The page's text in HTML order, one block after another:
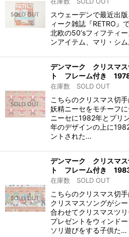
スウェーデンで最近出
ィーク雑誌『RETRO』
北欧の50’sフィフティ
ンアイテム、マリ・シ
デンマーク クリスマ
ト フレーム付き
在庫数 SOLD OUT
こちらのクリスマス切
妖精ニーセをモチーフに
ニーセに1982年とプリ
年のデザインの上に
ントされた…
デンマーク クリスマ
ト フレーム付き
在庫数 SOLD OUT
こちらのクリスマス切
クリスマスソングがシ
合わせてクリスマスツ
プレゼントをウィンド
ソリ遊びをする子供た…